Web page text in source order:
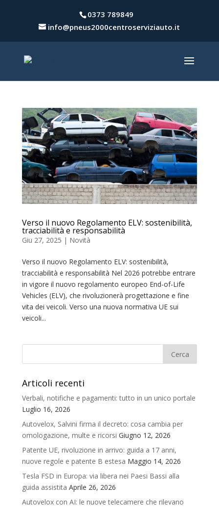
0373 789849
info@pneus2000centroserviziauto.it
Verso il nuovo Regolamento ELV: sostenibilità,
tracciabilità e responsabilità
Giu 27, 2025 | Novità
Verso il nuovo Regolamento ELV: sostenibilità,
tracciabilità e responsabilità Nel 2026 potrebbe entrare
in vigore il nuovo regolamento europeo End-of-Life
Vehicles (ELV), che rivoluzionerà progettazione e fine
vita dei veicoli. Verso una nuova normativa UE sui
veicoli...
Articoli recenti
Verbali, notifiche e pagamenti: tutto in un unico portale
Luglio 16, 2026
Autovelox, Salvini firma il decreto: cosa cambia per
omologazione, multe e ricorsi Giugno 12, 2026
Patente UE, rivoluzione in arrivo: guida a 17 anni,
nuove regole e patente B estesa Maggio 14, 2026
Tesla FSD in Europa: via libera nei Paesi Bassi alla
guida assistita Aprile 26, 2026
Autovelox con AI: le nuove telecamere che rilevano